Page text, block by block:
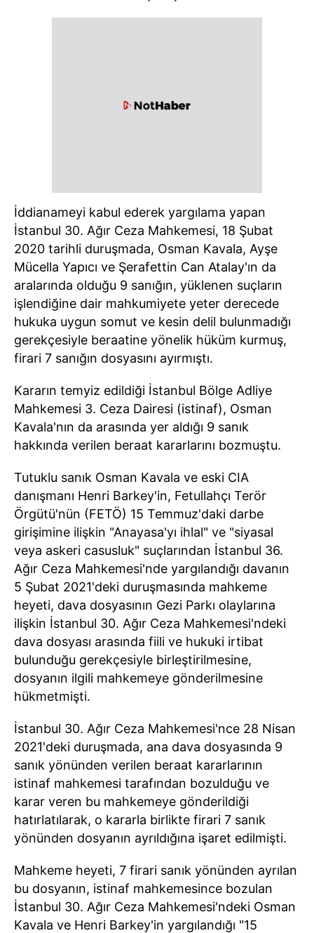
İddianameyi kabul ederek yargılama yapan
İstanbul 30. Ağır Ceza Mahkemesi, 18 Şubat
2020 tarihli duruşmada, Osman Kavala, Ayşe
Mücella Yapıcı ve Şerafettin Can Atalay'ın da
aralarında olduğu 9 sanığın, yüklenen suçların
işlendiğine dair mahkumiyete yeter derecede
hukuka uygun somut ve kesin delil bulunmadığı
gerekçesiyle beraatine yönelik hüküm kurmuş,
firari 7 sanığın dosyasını ayırmıştı.
Kararın temyiz edildiği İstanbul Bölge Adliye
Mahkemesi 3. Ceza Dairesi (istinaf), Osman
Kavala'nın da arasında yer aldığı 9 sanık
hakkında verilen beraat kararlarını bozmuştu.
Tutuklu sanık Osman Kavala ve eski CIA
danışmanı Henri Barkey'in, Fetullahçı Terör
Örgütü'nün (FETÖ) 15 Temmuz'daki darbe
girişimine ilişkin "Anayasa'yı ihlal" ve "siyasal
veya askeri casusluk" suçlarından İstanbul 36.
Ağır Ceza Mahkemesi'nde yargılandığı davanın
5 Şubat 2021'deki duruşmasında mahkeme
heyeti, dava dosyasının Gezi Parkı olaylarına
ilişkin İstanbul 30. Ağır Ceza Mahkemesi'ndeki
dava dosyası arasında fiili ve hukuki irtibat
bulunduğu gerekçesiyle birleştirilmesine,
dosyanın ilgili mahkemeye gönderilmesine
hükmetmişti.
İstanbul 30. Ağır Ceza Mahkemesi'nce 28 Nisan
2021'deki duruşmada, ana dava dosyasında 9
sanık yönünden verilen beraat kararlarının
istinaf mahkemesi tarafından bozulduğu ve
karar veren bu mahkemeye gönderildiği
hatırlatılarak, o kararla birlikte firari 7 sanık
yönünden dosyanın ayrıldığına işaret edilmişti.
Mahkeme heyeti, 7 firari sanık yönünden ayrılan
bu dosyanın, istinaf mahkemesince bozulan
İstanbul 30. Ağır Ceza Mahkemesi'ndeki Osman
Kavala ve Henri Barkey'in yargılandığı "15